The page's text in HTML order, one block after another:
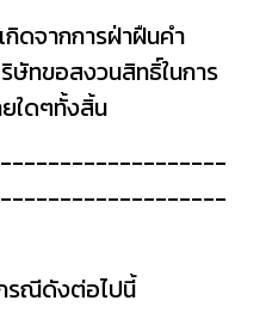
ดจากการฝ่าฝืนคำ
ริษัทขอสงวนสิทธิ์ในการ
ใดๆทั้งสิ้น
รณีดังต่อไปนี้